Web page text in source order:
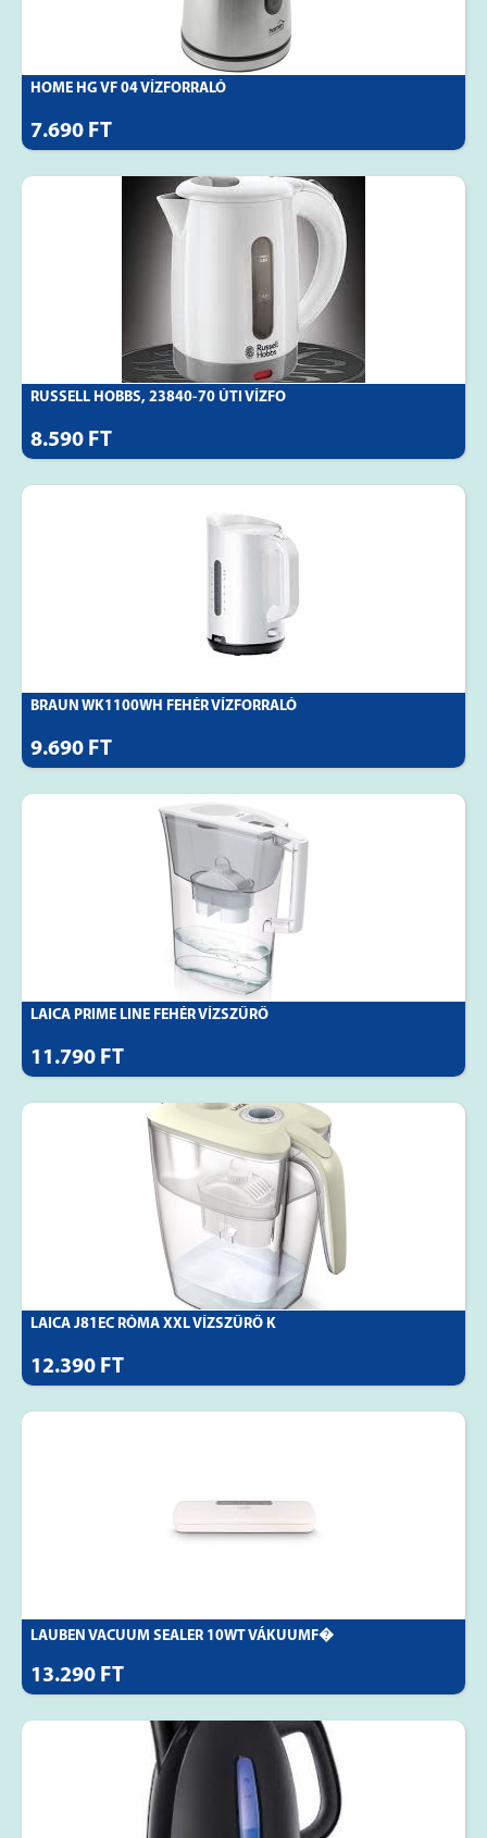
HOME HG VF 04 VÍZFORRALÓ
7.690 FT
RUSSELL HOBBS, 23840-70 ÚTI VÍZFO
8.590 FT
BRAUN WK1100WH FEHÉR VÍZFORRALÓ
9.690 FT
LAICA PRIME LINE FEHÉR VÍZSZŰRŐ
11.790 FT
LAICA J81EC RÓMA XXL VÍZSZŰRŐ K
12.390 FT
LAUBEN VACUUM SEALER 10WT VÁKUUMF�
13.290 FT